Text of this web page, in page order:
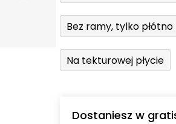
Bez ramy, tylko płótno
Na tekturowej płycie
Dostaniesz w